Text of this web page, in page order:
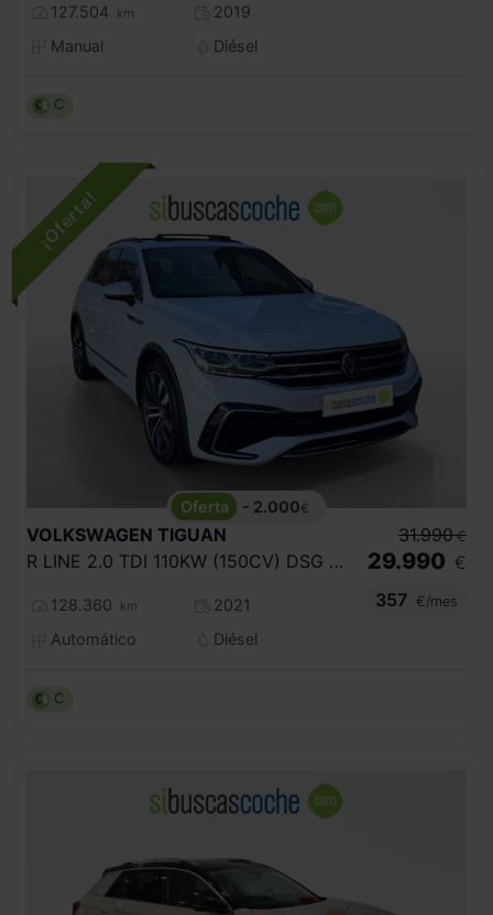
127.504 km
2019
Manual
Diésel
C
- 2.000€
VOLKSWAGEN TIGUAN
R LINE 2.0 TDI 110KW (150CV) DSG 4MOTION
128.360 km
2021
Automático
Diésel
31.990 €
29.990 €
357
€/mes
C